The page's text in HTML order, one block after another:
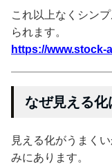
これ以上なくシン
られます。
https://www.stock-
なぜ見える
見える化がうまく
みにあります。